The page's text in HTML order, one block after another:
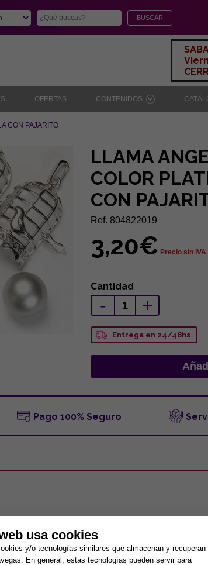
OFERTAS CONTENIDOS
CON PAJARITO
LLAMA
COLOR
CON
Ref. 804822019
3,20€ Precio sin IVA
Cantidad
- +
Entrega en 24/48hs
Pago 100% Seguro
usa cookies
y/o tecnologías similares que almacenan y recuperan
En general, estas tecnologías pueden servir para